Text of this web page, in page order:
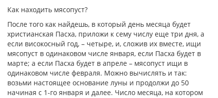
Как находить мясопуст?
После того как найдешь, в который день месяца будет
христианская Пасха, приложи к сему числу еще три дня, а
если високосный год, – четыре, и, сложив их вместе, ищи
мясопуст в одинаковом числе января, если Пасха будет в
марте; а если Пасха будет в апреле – мясопуст ищи в
одинаковом числе февраля. Можно вычислять и так:
возьми настоящее основание луны и продолжи до 50
начиная с 1-го января и далее. Число месяца, на котором